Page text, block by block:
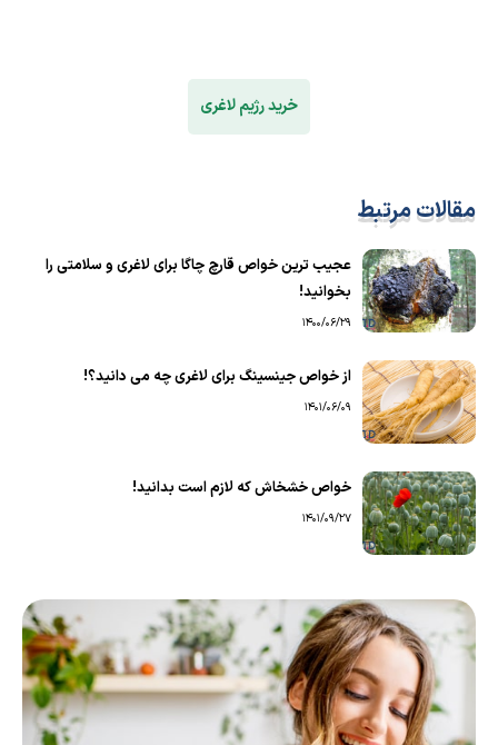
خرید رژیم لاغری
مقالات مرتبط
عجیب ترین خواص قارچ چاگا برای لاغری و سلامتی را
بخوانید!
1400/06/29
از خواص جینسینگ برای لاغری چه می دانید؟!
1401/06/09
خواص خشخاش که لازم است بدانید!
1401/09/27